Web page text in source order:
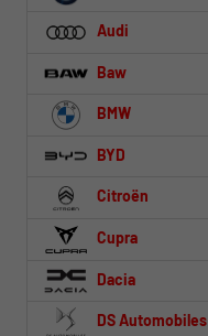
Audi
Baw
BMW
BYD
Citroën
Cupra
Dacia
DS Automobiles